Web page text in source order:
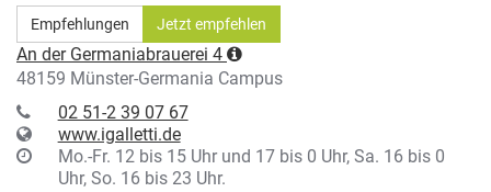
Empfehlungen Jetzt empfehlen
An der Germaniabrauerei 4
48159 Münster-Germania Campus
02 51-2 39 07 67
www.igalletti.de
Mo.-Fr. 12 bis 15 Uhr und 17 bis 0 Uhr, Sa. 16 bis 0
Uhr, So. 16 bis 23 Uhr.